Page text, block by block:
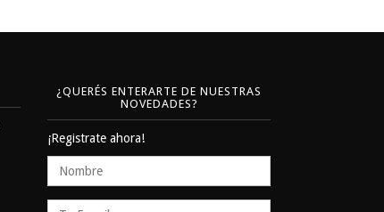
¿QUERÉS ENTERARTE DE NUESTRAS
NOVEDADES?
¡Registrate ahora!